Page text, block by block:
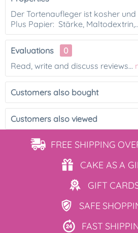
Der Tortenaufleger ist kosher
Plus Papier: Stärke,
Evaluations
0
Read, write and discuss reviews...
Customers also bought
Customers also viewed
FREE SHIPPING
CAKE ASA
GIFT
SAFE
FAST